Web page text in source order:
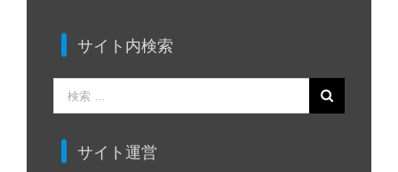
サイト内検索
索
サイト運営